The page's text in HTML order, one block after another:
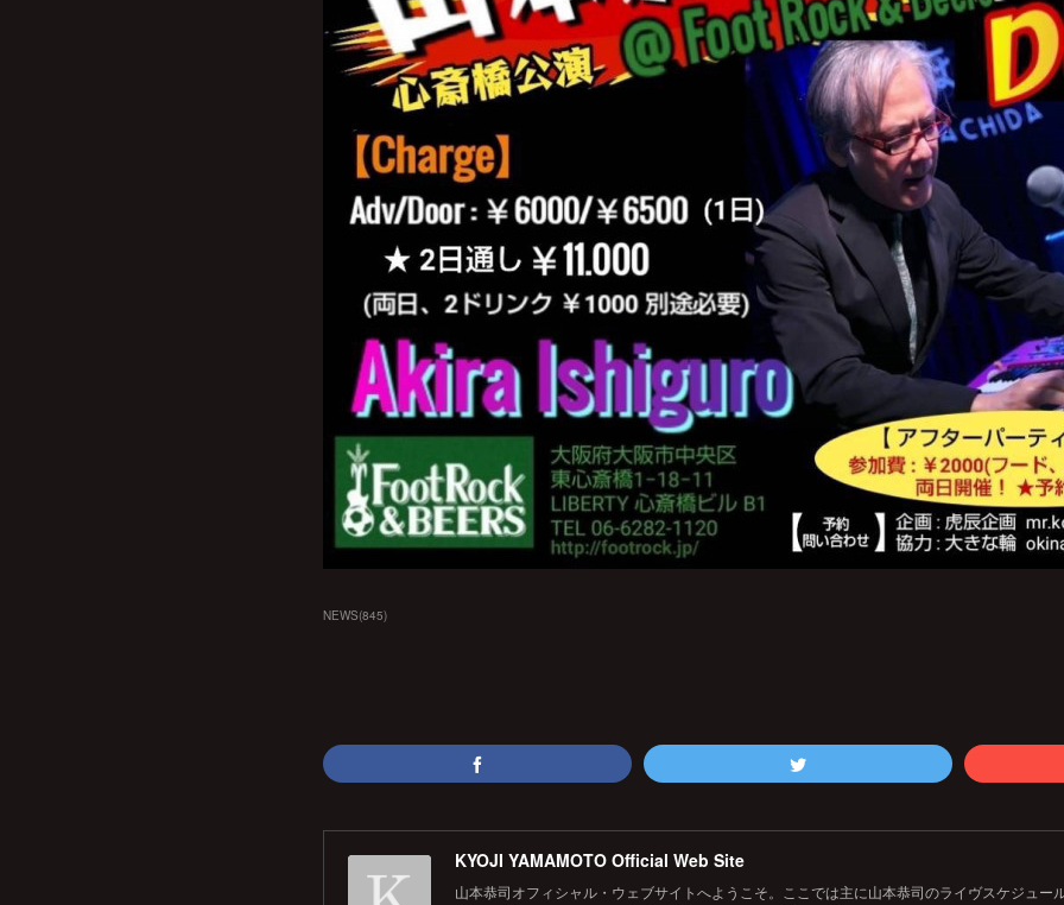
NEWS(845)
KYOJI YAMAMOTO Official Web Site
山本恭司オフィシャル・ウェブサイトへようこそ。ここでは主に山本恭司のライヴスケジュー